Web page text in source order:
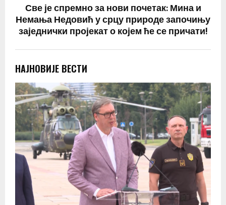
Све је спремно за нови почетак: Мина и
Немања Недовић у срцу природе започињу
заједнички пројекат о којем ће се причати!
НАЈНОВИЈЕ ВЕСТИ